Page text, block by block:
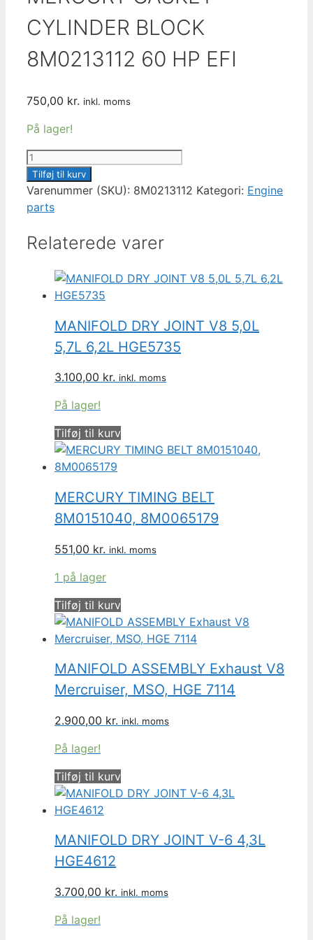
CYLINDER BLOCK
8M0213112 60 HP EFI
750,00 kr. inkl. moms
På lager!
MERCURY
GASKET
CYLINDER
BLOCK
60
Tilføj til kurv
Varenummer (SKU): 8M0213112 Kategori: Engine
parts
Relaterede varer
MANIFOLD DRY JOINT V8 5,0L
5,7L 6,2L HGE5735
3.100,00 kr. inkl. moms
På lager!
Tilføj til kurv
MERCURY TIMING BELT
8M0151040, 8M0065179
551,00 kr. inkl. moms
1 på lager
Tilføj til kurv
MANIFOLD ASSEMBLY Exhaust V8
Mercruiser, MSO, HGE 7114
2.900,00 kr. inkl. moms
På lager!
Tilføj til kurv
MANIFOLD DRY JOINT V-6 4,3L
HGE4612
3.700,00 kr. inkl. moms
På lager!